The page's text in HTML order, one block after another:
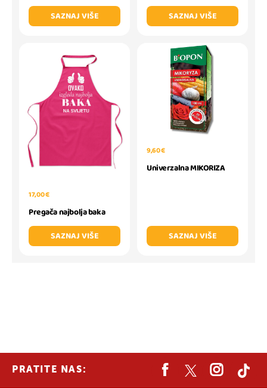
SAZNAJ VIŠE
SAZNAJ VIŠE
17,00 €
Pregača najbolja baka
SAZNAJ VIŠE
9,60 €
Univerzalna MIKORIZA
SAZNAJ VIŠE
PRATITE NAS: